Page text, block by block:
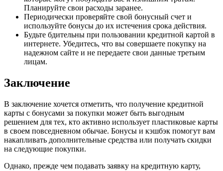
Планируйте свои расходы заранее.
Периодически проверяйте свой бонусный счет и
используйте бонусы до их истечения срока действия.
Будьте бдительны при пользовании кредитной картой в
интернете. Убедитесь, что вы совершаете покупку на
надежном сайте и не передаете свои данные третьим
лицам.
Заключение
В заключение хочется отметить, что получение кредитной
карты с бонусами за покупки может быть выгодным
решением для тех, кто активно использует пластиковые карты
в своем повседневном обычае. Бонусы и кэшбэк помогут вам
накапливать дополнительные средства или получать скидки
на следующие покупки.
Однако, прежде чем подавать заявку на кредитную карту,